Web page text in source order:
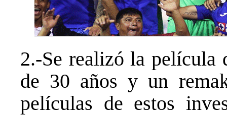
2.-Se realizó la película
de 30 años y un
películas de estos